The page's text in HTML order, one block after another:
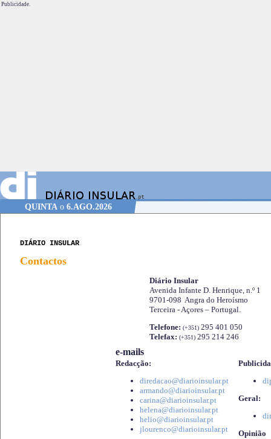
Publicidade.
QUINTAo 6.AGO.2026
DIÁRIO INSULAR
Contactos
Diário Insular
Avenida Infante D. Henrique, n.º 1
9701-098 Angra do Heroísmo
Terceira - Açores – Portugal.
Telefone: (+351) 295 401 050
Telefax: (+351) 295 214 246
e-mails
Redacção:
diredacao@diarioinsular.pt
armando@diarioinsular.pt
carina@diarioinsular.pt
helena@diarioinsular.pt
helio@diarioinsular.pt
jlourenco@diarioinsular.pt
Geral:
Opinião